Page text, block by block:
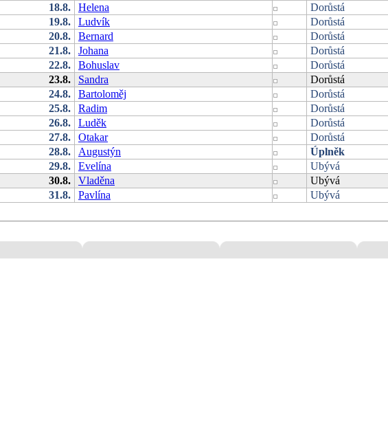
18.8. Helena
Dorůstá
19.8. Ludvík
Dorůstá
20.8. Bernard
Dorůstá
21.8. Johana
Dorůstá
22.8. Bohuslav
Dorůstá
23.8. Sandra
Dorůstá
24.8. Bartoloměj
Dorůstá
25.8. Radim
Dorůstá
26.8. Luděk
Dorůstá
27.8. Otakar
Dorůstá
28.8. Augustýn
Úplněk
29.8. Evelína
Ubývá
30.8. Vladěna
Ubývá
31.8. Pavlína
Ubývá